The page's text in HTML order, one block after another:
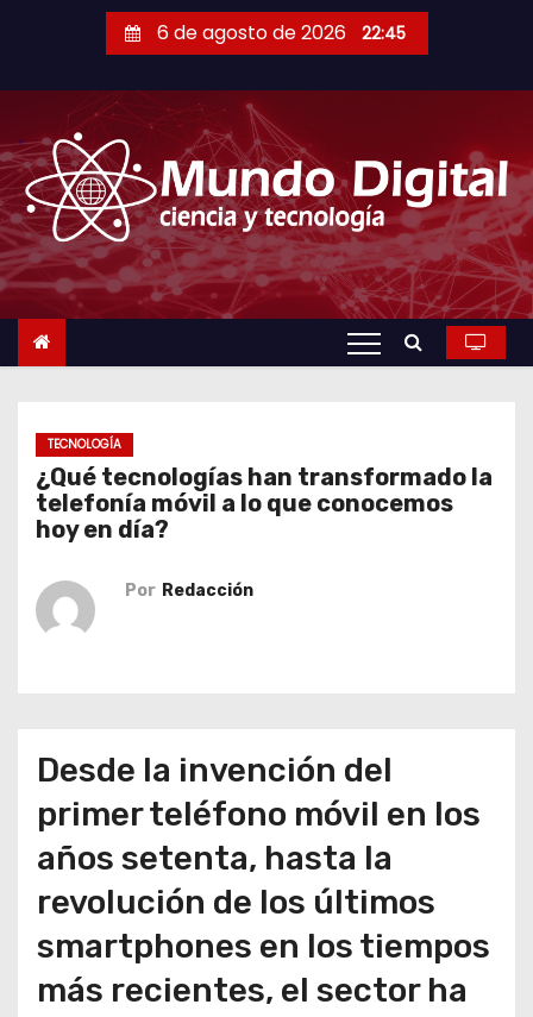
a
r
a
l
c
o
6 de agosto de 2026 22:45
TECNOLOGÍA
¿Qué tecnologías han transformado la
telefonía móvil a lo que conocemos
hoy en día?
Por Redacción
Desde la invención del
primer teléfono móvil en los
años setenta, hasta la
revolución de los últimos
smartphones en los tiempos
más recientes, el sector ha